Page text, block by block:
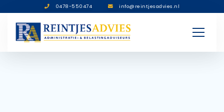
0478-550474 info@reintjesadvies.nl